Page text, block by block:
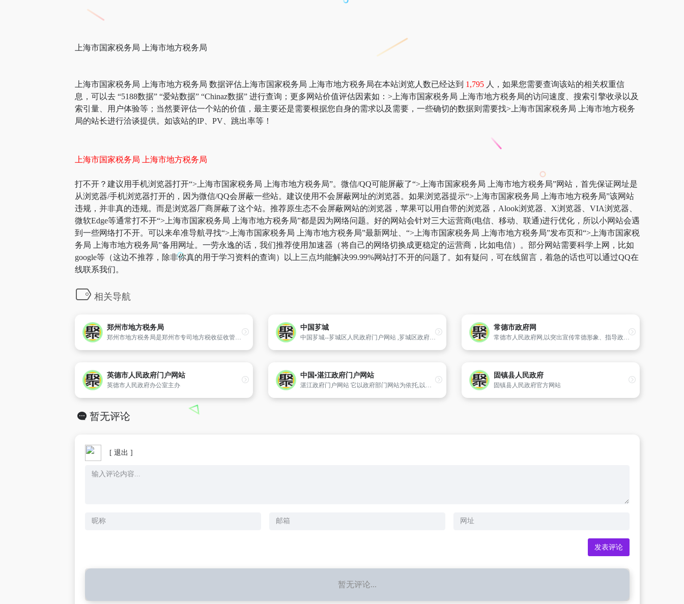
上海市国家税务局 上海市地方税务局
上海市国家税务局 上海市地方税务局 数据评估上海市国家税务局 上海市地方税务局在本站浏览人数已经达到 1,795 人，如果您需要查询该站的相关权重信
息，可以去 “5188数据” “爱站数据” “Chinaz数据” 进行查询；更多网站价值评估因素如：>上海市国家税务局 上海市地方税务局的访问速度、搜索引擎收录以及
索引量、用户体验等；当然要评估一个站的价值，最主要还是需要根据您自身的需求以及需要，一些确切的数据则需要找>上海市国家税务局 上海市地方税务
局的站长进行洽谈提供。如该站的IP、PV、跳出率等！
上海市国家税务局 上海市地方税务局
打不开？建议用手机浏览器打开“>上海市国家税务局 上海市地方税务局”。微信/QQ可能屏蔽了“>上海市国家税务局 上海市地方税务局”网站，首先保证网址是
从浏览器/手机浏览器打开的，因为微信/QQ会屏蔽一些站。建议使用不会屏蔽网址的浏览器。如果浏览器提示“>上海市国家税务局 上海市地方税务局”该网站
违规，并非真的违规。而是浏览器厂商屏蔽了这个站。推荐原生态不会屏蔽网站的浏览器，苹果可以用自带的浏览器，Alook浏览器、X浏览器、VIA浏览器、
微软Edge等通常打不开“>上海市国家税务局 上海市地方税务局”都是因为网络问题。好的网站会针对三大运营商(电信、移动、联通)进行优化，所以小网站会遇
到一些网络打不开。可以来牟准导航寻找“>上海市国家税务局 上海市地方税务局”最新网址、“>上海市国家税务局 上海市地方税务局”发布页和“>上海市国家税
务局 上海市地方税务局”备用网址。一劳永逸的话，我们推荐使用加速器（将自己的网络切换成更稳定的运营商，比如电信）。部分网站需要科学上网，比如
google等（这边不推荐，除非你真的用于学习资料的查询）以上三点均能解决99.99%网站打不开的问题了。如有疑问，可在线留言，着急的话也可以通过QQ在
线联系我们。
相关导航
郑州市地方税务局
郑州市地方税务局是郑州市专司地方税收征收管理服务工作的行政执法单位,目前负责管理的税种主要有营业税、资源税、土地增值税、企业所得税、个人所得税、房产税、土地使用税、车船使用税、城市建设维护税、印花税等10个税种和教育费附加、文化事业建设费。
中国芗城
中国芗城--芗城区人民政府门户网站 ,芗城区政府网站
常德市政府网
常德市人民政府网,以突出宣传常德形象、指导政府工作和服务民众生活等特色为主导,内容涵盖了常德概况、新文件、人事信息、政府采购、市长信箱、政民互动、工业园区、招商、旅游等信息资料,丰富完善政府网站的内容。常德市政府网充分体现了政务公开及服务型政府的特点,利用信息化手段来推进常德市经济社会既好
英德市人民政府门户网站
英德市人民政府办公室主办
中国▪湛江政府门户网站
湛江政府门户网站 它以政府部门网站为依托,以需求为导向,以服务为宗旨,遵循以人为本的设计理念,围绕信息公开、在线办事和公众参与三大政府网站功能定位,设置了城市动态、信息公开、办事大厅、公共服务、互动交流、魅力港城六大频道,几十个子栏目,以丰富的内容、人性化的服务和强大的功能为用户提供服务。
固镇县人民政府
固镇县人民政府官方网站
暂无评论
[ 退出 ]
暂无评论...